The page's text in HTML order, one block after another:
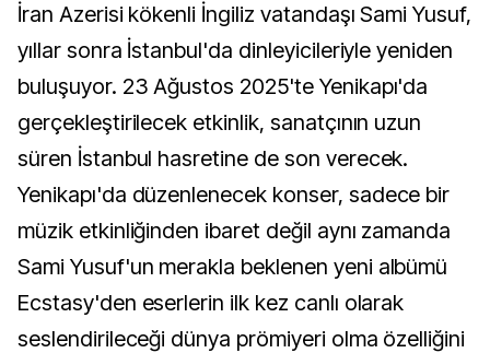
İran Azerisi kökenli İngiliz vatandaşı Sami Yusuf,
yıllar sonra İstanbul'da dinleyicileriyle yeniden
buluşuyor. 23 Ağustos 2025'te Yenikapı'da
gerçekleştirilecek etkinlik, sanatçının uzun
süren İstanbul hasretine de son verecek.
Yenikapı'da düzenlenecek konser, sadece bir
müzik etkinliğinden ibaret değil aynı zamanda
Sami Yusuf'un merakla beklenen yeni albümü
Ecstasy'den eserlerin ilk kez canlı olarak
seslendirileceği dünya prömiyeri olma özelliğini